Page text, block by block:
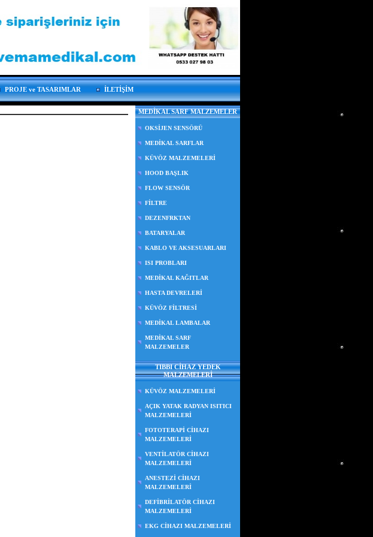
PROJE ve TASARIMLAR İLETİŞİM
MEDİKAL SARF MALZEMELER
OKSİJEN SENSÖRÜ
MEDİKAL SARFLAR
KÜVÖZ MALZEMELERİ
HOOD BAŞLIK
FLOW SENSÖR
FİLTRE
DEZENFRKTAN
BATARYALAR
KABLO VE AKSESUARLARI
ISI PROBLARI
MEDİKAL KAĞITLAR
HASTA DEVRELERİ
KÜVÖZ FİLTRESİ
MEDİKAL LAMBALAR
MEDİKAL SARF
MALZEMELER
TIBBI CİHAZ YEDEK
MALZEMELERİ
KÜVÖZ MALZEMELERİ
AÇIK YATAK RADYAN ISITICI
MALZEMELERİ
FOTOTERAPİ CİHAZI
MALZEMELERİ
VENTİLATÖR CİHAZI
MALZEMELERİ
ANESTEZİ CİHAZI
MALZEMELERİ
DEFİBRİLATÖR CİHAZI
MALZEMELERİ
EKG CİHAZI MALZEMELERİ